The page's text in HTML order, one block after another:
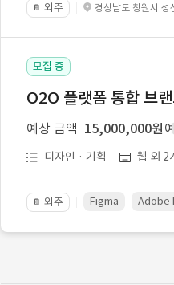
📔 외주 경상남도 창원시 성
모집 중
O2O 플랫폼 통합 브
예상 금액 15,000,000원
디자인 · 기획 웹 외 2
📔 외주 Figma Adobe